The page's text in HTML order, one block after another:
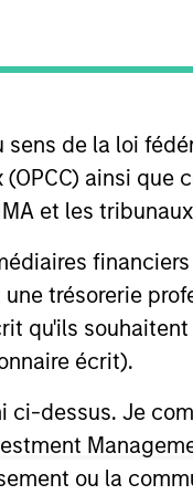
sens de la loi
ainsi que
et les
trésorerie
qu'ils
écrit).
ci-dessus. Je
ou la
that the
sponsored, or
are providing these
investigation,
the information